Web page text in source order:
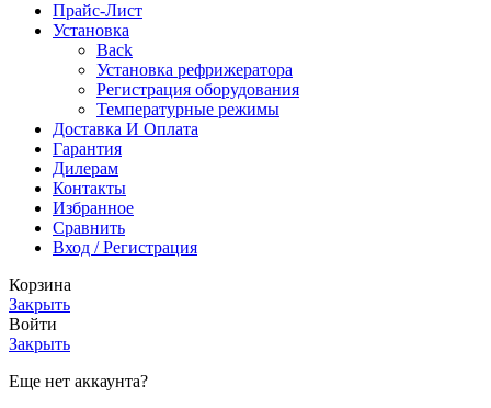
Прайс-Лист
Установка
Back
Установка рефрижератора
Регистрация оборудования
Температурные режимы
Доставка И Оплата
Гарантия
Дилерам
Контакты
Избранное
Сравнить
Вход / Регистрация
Корзина
Закрыть
Войти
Закрыть
Еще нет аккаунта?